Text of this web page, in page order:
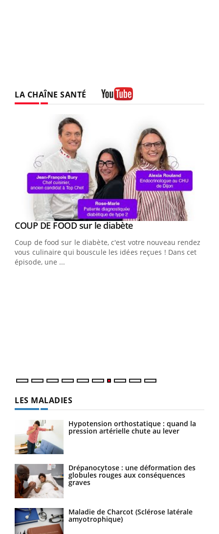
LA CHAÎNE SANTÉ
Youtube
COUP DE FOOD sur le diabèteYoutube
Coup de food sur le diabète, c'est votre nouveau rendez-
vous culinaire qui bouscule les idées reçues ! Dans cet
épisode, une ...
LES MALADIES
Hypotension orthostatique : quand la
pression artérielle chute au lever
Drépanocytose : une déformation des
globules rouges aux conséquences
graves
Maladie de Charcot (Sclérose latérale
amyotrophique)